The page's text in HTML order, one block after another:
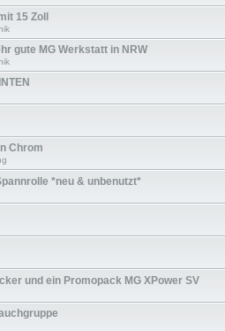
15 Zoll
gute MG Werkstatt in NRW
Chrom
*neu & unbenutzt*
und ein Promopack MG XPower SV